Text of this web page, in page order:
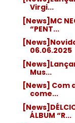
Virgi...
[News]MC
“PENT...
06.06.2025
Mus...
[News] Com
come...
ÁLBUM “R...